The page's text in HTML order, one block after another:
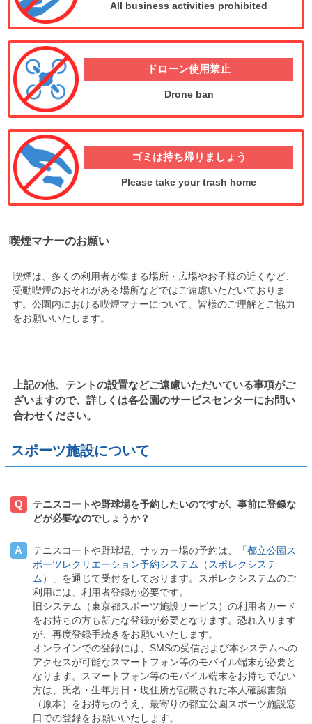
All business activities prohibited
ドローン使用禁止
Drone ban
ゴミは持ち帰りましょう
Please take your trash home
喫煙マナーのお願い
喫煙は、多くの利用者が集まる場所・広場やお子様の近くなど、
受動喫煙のおそれがある場所などではご遠慮いただいておりま
す。公園内における喫煙マナーについて、皆様のご理解とご協力
をお願いいたします。
上記の他、テントの設置などご遠慮いただいている事項がご
ざいますので、詳しくは各公園のサービスセンターにお問い
合わせください。
スポーツ施設について
Q
テニスコートや野球場を予約したいのですが、事前に登録な
どが必要なのでしょうか？
A テニスコートや野球場、サッカー場の予約は、
「都立公園ス
ポーツレクリエーション予約システム（スポレクシステ
ム）」 を通じて受付をしております。スポレクシステムのご
利用には、利用者登録が必要です。
旧システム（東京都スポーツ施設サービス）の利用者カード
をお持ちの方も新たな登録が必要となります。恐れ入ります
が、再度登録手続きをお願いいたします。
オンラインでの登録には、 SMSの受信および本システムへの
アクセスが可能なスマートフォン等のモバイル端末が必要と
なります。スマートフォン等のモバイル端末をお持ちでない
方は、氏名・生年月日・現住所が記載された本人確認書類
（原本）をお持ちのうえ、最寄りの都立公園スポーツ施設窓
口での登録をお願いいたします。